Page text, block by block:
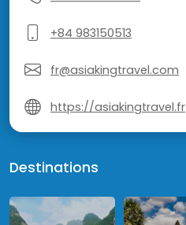
+84 983150513
fr@asiakingtravel.com
https://asiakingtravel.fr
Destinations